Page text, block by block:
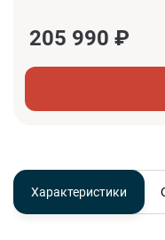
205 990 ₽
Характеристики